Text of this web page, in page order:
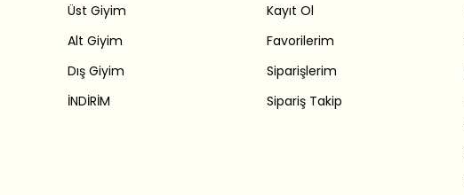
Üst Giyim
Alt Giyim
Dış Giyim
İNDİRİM
Kayıt Ol
Favorilerim
Siparişlerim
Sipariş Takip